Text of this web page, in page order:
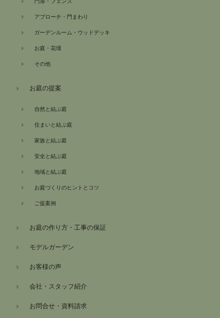
アプローチ・門まわり
ガーデンルーム・ウッドデッキ
お庭・花壇
その他
お庭の提案
自然と結ぶ庭
住まいと結ぶ庭
家族と結ぶ庭
安全と結ぶ庭
地域と結ぶ庭
お庭づくりのヒントとコツ
ご提案例
お庭の作り方・工事の保証
モデルガーデン
お客様の声
会社・スタッフ紹介
お問合せ・資料請求